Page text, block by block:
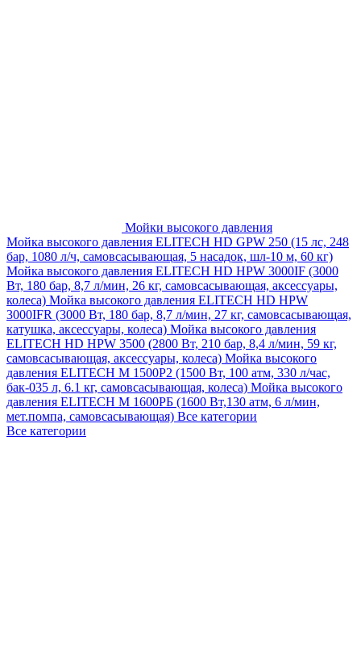
Мойки высокого давления
Мойка высокого давления ELITECH HD GPW 250 (15 лс, 248
бар, 1080 л/ч, самовсасывающая, 5 насадок, шл-10 м, 60 кг)
Мойка высокого давления ELITECH HD HPW 3000IF (3000
Вт, 180 бар, 8,7 л/мин, 26 кг, самовсасывающая, аксессуары,
колеса) Мойка высокого давления ELITECH HD HPW
3000IFR (3000 Вт, 180 бар, 8,7 л/мин, 27 кг, самовсасывающая,
катушка, аксессуары, колеса) Мойка высокого давления
ELITECH HD HPW 3500 (2800 Вт, 210 бар, 8,4 л/мин, 59 кг,
самовсасывающая, аксессуары, колеса) Мойка высокого
давления ELITECH M 1500P2 (1500 Вт, 100 атм, 330 л/час,
бак-035 л, 6.1 кг, самовсасывающая, колеса) Мойка высокого
давления ELITECH М 1600РБ (1600 Вт,130 атм, 6 л/мин,
мет.помпа, самовсасывающая) Все категории
Все категории